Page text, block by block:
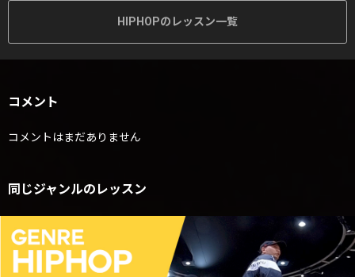
HIPHOPのレッスン一覧
コメント
コメントはまだありません
同じジャンルのレッスン